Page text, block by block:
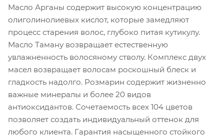
Масло Арганы содержит высокую концентрацию
олиголинолиевых кислот, которые замедляют
процесс старения волос, глубоко питая кутикулу.
Масло Таману возвращает естественную
увлажненность волосяному стволу. Комплекс двух
масел возвращает волосам роскошный блеск и
гладкость надолго. Розмарин содержит жизненно
важные минералы и более 20 видов
антиоксидантов. Сочетаемость всех 104 цветов
позволяет создать индивидуальный оттенок для
любого клиента. Гарантия насыщенного стойкого